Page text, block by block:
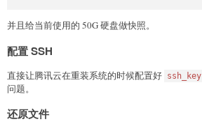
并且给当前使用的 50G 硬盘做快照。
配置 SSH
直接让腾讯云在重装系统的时候配置好 ssh_key
问题。
还原文件